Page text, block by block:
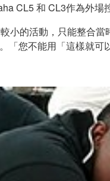
CL5 和 CL3作為外場
小的活動，只能整合
「您不能用「這樣就